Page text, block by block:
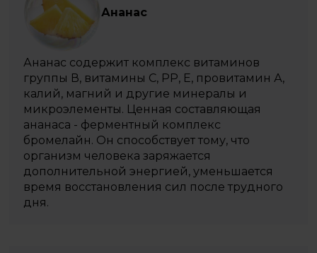
Ананас
Ананас содержит комплекс витаминов
группы В, витамины С, РР, Е, провитамин А,
калий, магний и другие минералы и
микроэлементы. Ценная составляющая
ананаса - ферментный комплекс
бромелайн. Он способствует тому, что
организм человека заряжается
дополнительной энергией, уменьшается
время восстановления сил после трудного
дня.